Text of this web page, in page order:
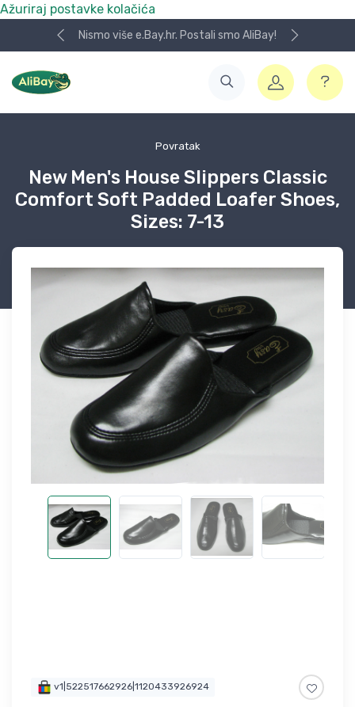
Ažuriraj postavke kolačića
Nismo više e.Bay.hr. Postali smo AliBay!
Povratak
New Men's House Slippers Classic
Comfort Soft Padded Loafer Shoes,
Sizes: 7-13
v1|522517662926|1120433926924